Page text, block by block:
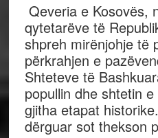
Qeveria e Kosovës,
qytetarëve të
shpreh mirënjohje të
përkrahjen e
Shteteve të
popullin dhe shtetin
gjitha etapat
dërguar sot thekson